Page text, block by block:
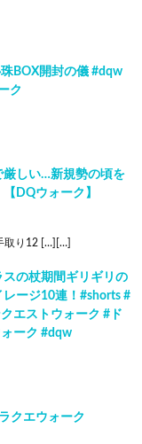
BOX開封の儀 #dqw
ク
厳しい…新規勢の頃を
DQウォーク】
取り12 […][…]
スの杖期間ギリギリの
ージ10連！#shorts #
エストウォーク #ド
ーク #dqw
クエウォーク